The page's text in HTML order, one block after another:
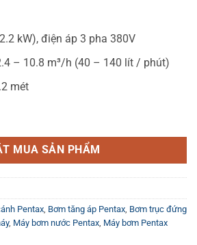
kW), điện áp 3 pha 380V
– 10.8 m³/h (40 – 140 lít / phút)
mét
Pentax U7SV-300/6T (Cánh Inox) số
MUA SẢN PHẨM
Pentax, Bơm tăng áp Pentax, Bơm trục đứng
, Máy bơm nước Pentax, Máy bơm Pentax